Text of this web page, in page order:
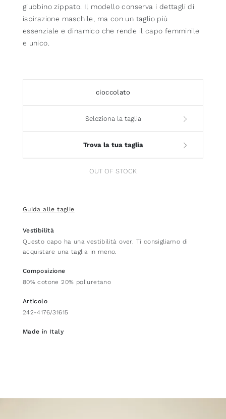
giubbino zippato. Il modello conserva i dettagli di
ispirazione maschile, ma con un taglio più
essenziale e dinamico che rende il capo femminile
e unico.
cioccolato
Seleziona la taglia
Trova la tua taglia
OUT OF STOCK
Guida alle taglie
Vestibilità
Questo capo ha una vestibilità over. Ti consigliamo di
acquistare una taglia in meno.
Composizione
80% cotone 20% poliuretano
Articolo
242-4176/31615
Made in Italy